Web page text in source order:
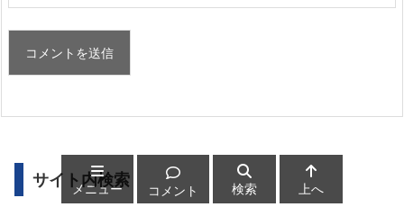
サイト内検索
メニュー コメント 検索 上へ